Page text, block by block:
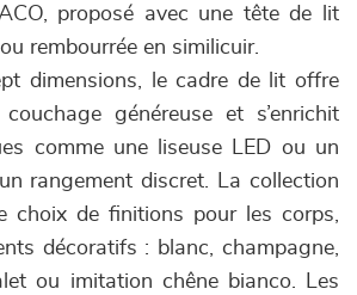
proposé avec une tête de lit
rembourrée en similicuir.
dimensions, le cadre de lit offre
généreuse et s’enrichit
comme une liseuse LED ou un
rangement discret. La collection
choix de finitions pour les corps,
décoratifs : blanc, champagne,
ou imitation chêne bianco. Les